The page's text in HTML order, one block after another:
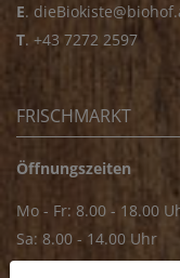
E.
T. +43 7272 2597
FRISCHMARKT
Öffnungszeiten
Mo - Fr: 8.00 - 18.00
Sa: 8.00 - 14.00 Uhr